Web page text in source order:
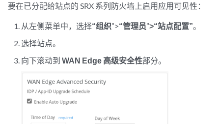
要在已分配给站点的 SRX 系列防火墙上启用应用可见性：
从左侧菜单中，选择“组织”>“管理员”>“站点配置”。
选择站点。
向下滚动到WAN Edge 高级安全性部分。